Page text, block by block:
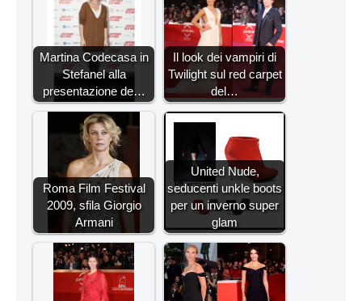
Martina Codecasa in
Stefanel alla
presentazione de…
Il look dei vampiri di
Twilight sul red carpet
del…
Roma Film Festival
2009, sfila Giorgio
Armani
United Nude,
seducenti unkle boots
per un inverno super
glam